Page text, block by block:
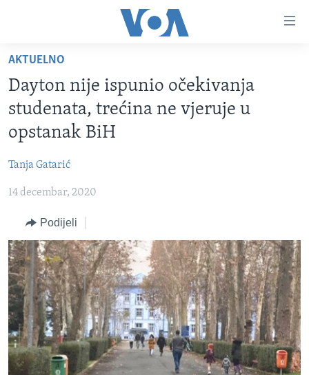
glavni
sadržaj
Pređi
na
glavnu
Idi
na
VIDEO
FOTOGRAFIJE DANA
SJEDINJENE AMERIČKE DRŽAVE
BOSNA I HERCEGOVINA
SVIJET
NAUKA I TEHNOLOGIJA
SPECIJALNI PROJEKTI
KORUPCIJA
SLOBODA MEDIJA
ŽENSKA STRANA
IZBJEGLIČKA STRANA
MAGAZIN
O GLASU AMERIKE
AKTUELNO
Dayton nije ispunio očekivanja
studenata, trećina ne vjeruje u
opstanak BiH
Tanja Gatarić
14 decembar, 2020
Podijeli